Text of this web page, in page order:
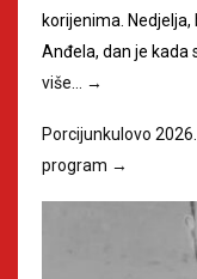
korijenima. Nedjelja,
Anđela, dan je kada
više…
→
Porcijunkulovo
program →